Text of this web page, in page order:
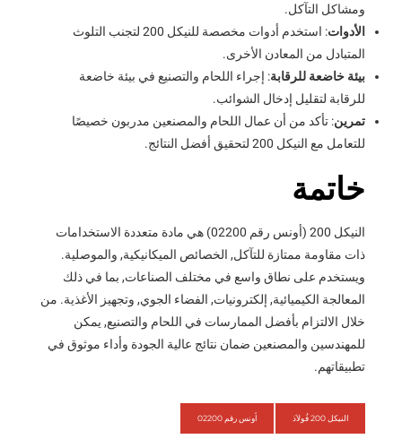
ومشاكل التآكل.
الأدوات
: استخدم أدوات مخصصة للنيكل 200 لتجنب التلوث
المتبادل من المعادن الأخرى.
بيئة خاضعة للرقابة: إجراء اللحام والتصنيع في بيئة خاضعة
للرقابة لتقليل إدخال الشوائب.
تمرين: تأكد من أن عمال اللحام والمصنعين مدربون خصيصًا
للتعامل مع النيكل 200 لتحقيق أفضل النتائج.
خاتمة
النيكل 200 (أونس رقم 02200) هي مادة متعددة الاستخدامات
ذات مقاومة ممتازة للتآكل, الخصائص الميكانيكية, والموصلية.
ويستخدم على نطاق واسع في مختلف الصناعات, بما في ذلك
المعالجة الكيميائية, إلكترونيات, الفضاء الجوي, وتجهيز الأغذية. من
خلال الالتزام بأفضل الممارسات في اللحام والتصنيع, يمكن
للمهندسين والمصنعين ضمان نتائج عالية الجودة وأداء موثوق في
تطبيقاتهم.
النيكل 200 فُولاَذ أونس رقم 02200